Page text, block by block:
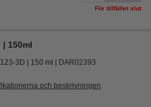
För tillfället slut
150ml
123-3D 150 ml DAR02393
och beskrivningen